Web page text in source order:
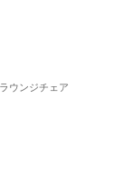
ウンジチェア